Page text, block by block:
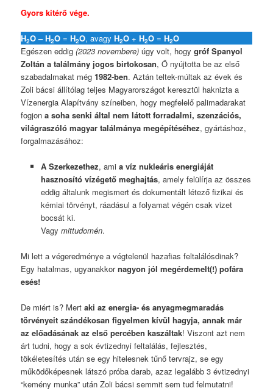
Gyors kitérő vége.
H2O –H2O =H2O, avagyH2O +H2O =H2O
Egészen eddig(2023 novembere) úgy volt, hogygróf Spanyol
Zoltán a találmány jogos birtokosan, Ő nyújtotta be az első
szabadalmakat még1982-ben. Aztán teltek-múltak az évek és
Zoli bácsi állítólag teljes Magyarországot keresztül haknizta a
Vízenergia Alapítvány színeiben, hogy megfelelő palimadarakat
fogjona soha senki által nem látott forradalmi, szenzációs,
világraszóló magyar találmánya megépítéséhez, gyártáshoz,
forgalmazásához:
A Szerkezethez, ami a víz nukleáris energiáját
hasznosító vízégető meghajtás, amely felülírja az összes
eddig általunk megismert és dokumentált létező fizikai és
kémiai törvényt, ráadásul a folyamat végén csak vizet
bocsát ki.
Vagy mittudomén.
Mi lett a végeredménye a végtelenül hazafias feltalálósdinak?
Egy hatalmas, ugyanakkornagyon jól megérdemelt(!) pofára
esés!
De miért is? Mert aki az energia- és anyagmegmaradás
törvényeit szándékosan figyelmen kívül hagyja, annak már
az előadásának az első percében kaszáltak! Viszont azt nem
árt tudni, hogy a sok évtizednyi feltalálás, fejlesztés,
tökéletesítés után se egy hitelesnek tűnő tervrajz, se egy
működőképesnek látszó próba darab, azaz legalább 3 évtizednyi
“kemény munka” után Zoli bácsi semmit sem tud felmutatni!